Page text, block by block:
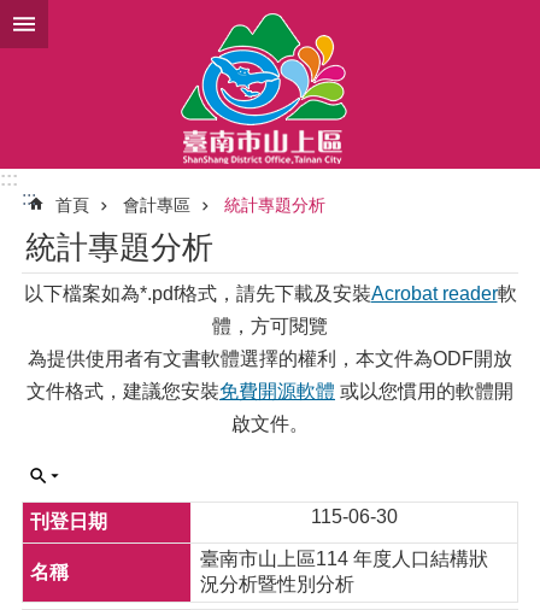
跳到主要內容區塊
:::
:::
首頁 會計專區 統計專題分析
統計專題分析
以下檔案如為*.pdf格式，請先下載及安裝Acrobat reader軟
體，方可閱覽
為提供使用者有文書軟體選擇的權利，本文件為ODF開放
文件格式，建議您安裝免費開源軟體 或以您慣用的軟體開
啟文件。
115-06-30
臺南市山上區114 年度人口結構狀
況分析暨性別分析